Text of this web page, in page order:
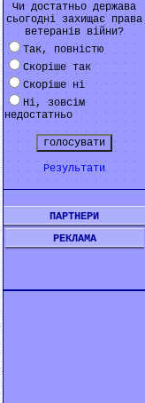
Чи достатньо держава
сьогодні захищає права
ветеранів війни?
Так, повністю
Скоріше так
Скоріше ні
Ні, зовсім
недостатньо
Результати
ПАРТНЕРИ
РЕКЛАМА